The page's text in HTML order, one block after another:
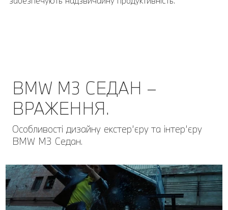
BMW M3 СЕДАН –
ВРАЖЕННЯ.
Особливості дизайну екстер’єру та інтер’єру
BMW M3 Седан.